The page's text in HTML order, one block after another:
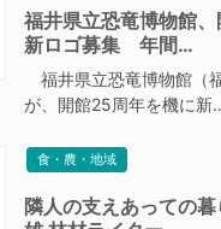
福井県立恐竜博物館
新ロゴ募集 年間…
福井県立恐竜博物館（
が、開館25周年を機に新
食・農・地域
隣人の支えあっての